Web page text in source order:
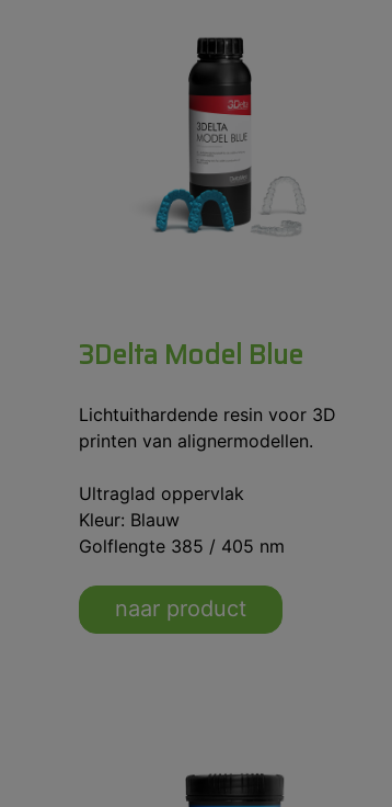
3Delta Model Blue
Lichtuithardende resin voor 3D
printen van alignermodellen.
Ultraglad oppervlak
Kleur: Blauw
Golflengte 385 / 405 nm
naar product